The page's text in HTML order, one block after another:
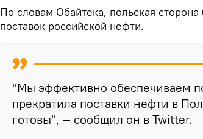
По словам Обайтека, польская сторона
поставок российской нефти.
"Мы эффективно обеспечиваем
прекратила поставки нефти в
готовы", — сообщил он в Twitter.